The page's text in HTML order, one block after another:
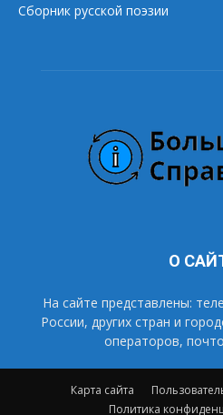
Сборник русской поэзии
О
На сайте представлены:
России, других стран и
операторов,
Карта сайта
Политика